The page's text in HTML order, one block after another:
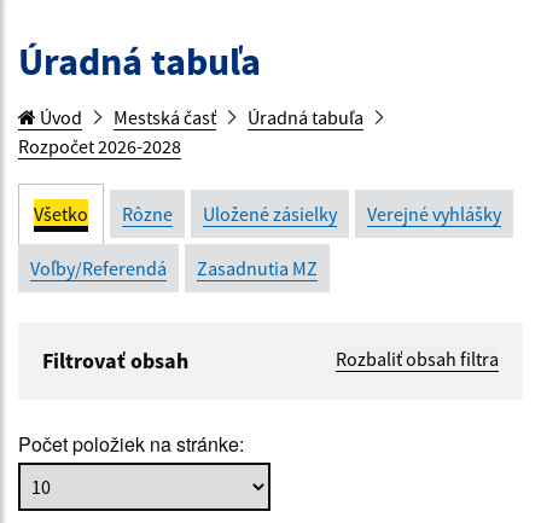
Úradná tabuľa
Úvod Mestská časť
Úradná tabuľa
Rozpočet 2026-2028
Všetko Rôzne Uložené zásielky Verejné vyhlášky
Voľby/Referendá Zasadnutia MZ
Filtrovať obsah Rozbaliť obsah filtra
Popis:
Počet položiek na stránke: